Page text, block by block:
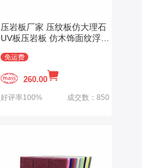
压岩板厂家 压纹板仿大理石
UV板压岩板 仿木饰面纹浮雕
免运费
260.00
好评率100% 成交数：850